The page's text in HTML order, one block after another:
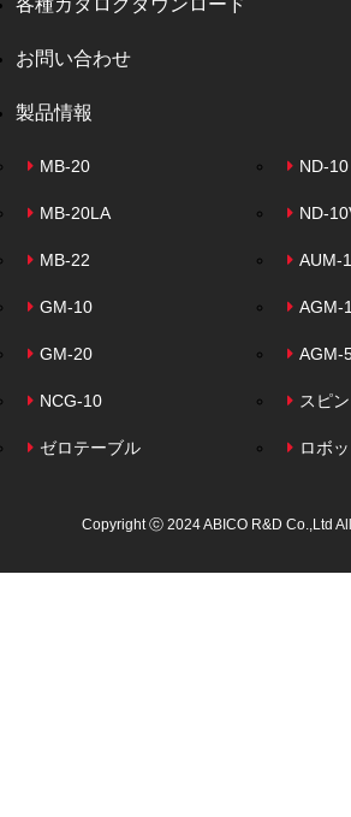
各種カタログダウンロード
お問い合わせ
製品情報
MB-20 ND-10
MB-20LA ND-
MB-22 AUM-
GM-10 AGM-
GM-20 AGM-
NCG-10 スピ
ゼロテーブル ロボ
Copyright ⓒ 2024 ABICO R&D Co.,Ltd